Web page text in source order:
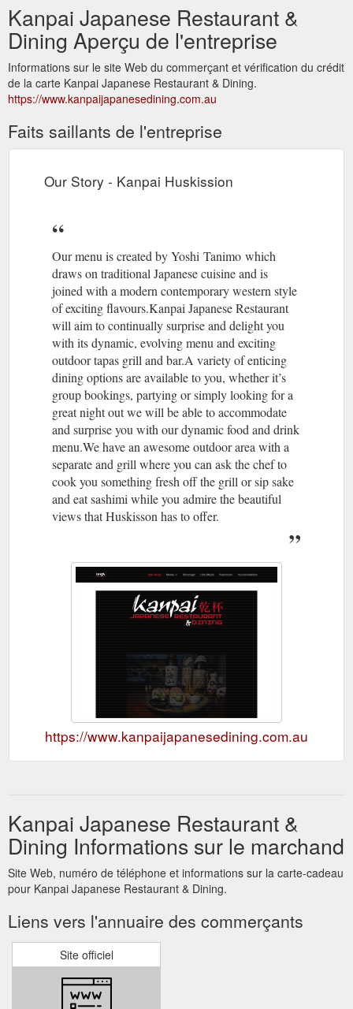
Kanpai Japanese Restaurant &
Dining Aperçu de l'entreprise
Informations sur le site Web du commerçant et vérification du crédit
de la carte Kanpai Japanese Restaurant & Dining.
https://www.kanpaijapanesedining.com.au
Faits saillants de l'entreprise
Our Story - Kanpai Huskission
Our menu is created by Yoshi Tanimo which
draws on traditional Japanese cuisine and is
joined with a modern contemporary western style
of exciting flavours.Kanpai Japanese Restaurant
will aim to continually surprise and delight you
with its dynamic, evolving menu and exciting
outdoor tapas grill and bar.A variety of enticing
dining options are available to you, whether it’s
group bookings, partying or simply looking for a
great night out we will be able to accommodate
and surprise you with our dynamic food and drink
menu.We have an awesome outdoor area with a
separate and grill where you can ask the chef to
cook you something fresh off the grill or sip sake
and eat sashimi while you admire the beautiful
views that Huskisson has to offer.
https://www.kanpaijapanesedining.com.au
Kanpai Japanese Restaurant &
Dining Informations sur le marchand
Site Web, numéro de téléphone et informations sur la carte-cadeau
pour Kanpai Japanese Restaurant & Dining.
Liens vers l'annuaire des commerçants
Site officiel